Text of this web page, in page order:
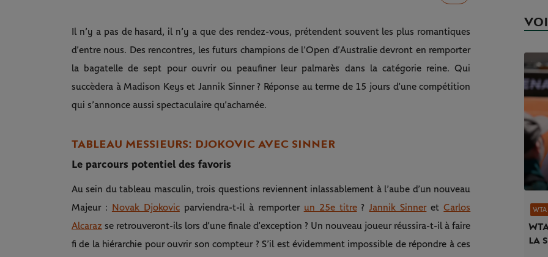
Il n’y a pas de hasard, il n’y a que des rendez-vous, prétendent souvent les plus romantiques
d’entre nous. Des rencontres, les futurs champions de l’Open d’Australie devront en remporter
la bagatelle de sept pour ouvrir ou peaufiner leur palmarès dans la catégorie reine. Qui
succèdera à Madison Keys et Jannik Sinner ? Réponse au terme de 15 jours d’une compétition
qui s’annonce aussi spectaculaire qu’acharnée.
TABLEAU MESSIEURS : DJOKOVIC AVEC SINNER
Le parcours potentiel des favoris
Au sein du tableau masculin, trois questions reviennent inlassablement à l’aube d’un nouveau
Majeur :
Novak Djokovicparviendra-t-il à remporter un 25e titre?Jannik SinneretCarlos
Alcaraz se retrouveront-ils lors d’une finale d’exception ? Un nouveau joueur réussira-t-il à faire
fi de la hiérarchie pour ouvrir son compteur ? S’il est évidemment impossible de répondre à ces
la